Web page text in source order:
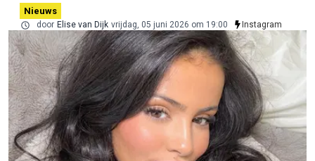
Nieuws
door Elise van Dijk vrijdag, 05 juni 2026 om 19:00 Instagram